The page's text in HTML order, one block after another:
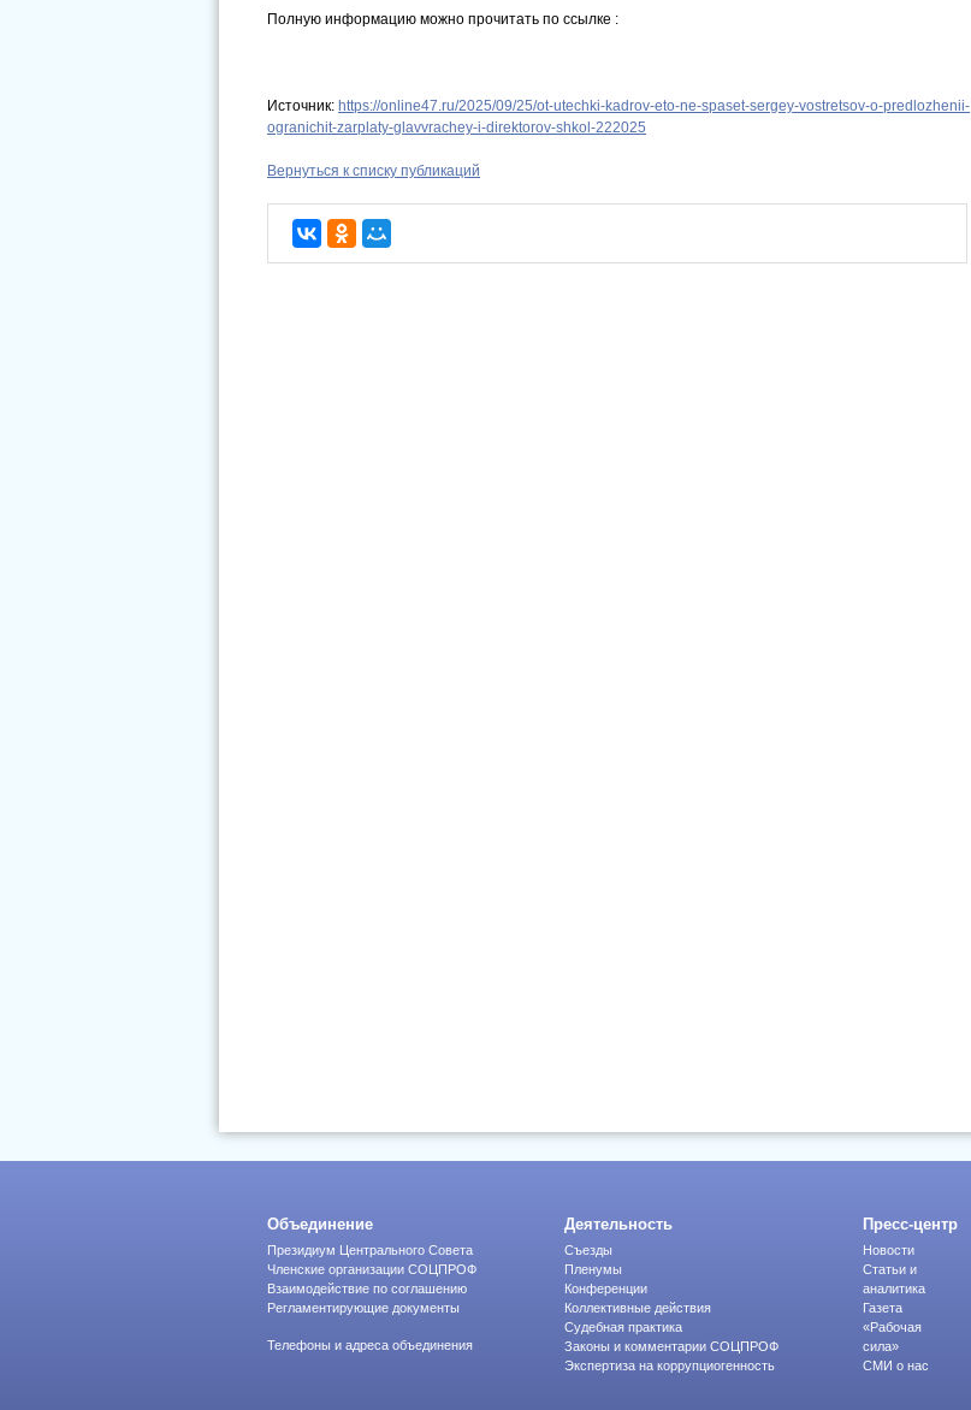
Полную информацию можно прочитать по ссылке :
Источник: https://online47.ru/2025/09/25/ot-utechki-kadrov-eto-ne-spaset-sergey-vostretsov-o-predlozhenii-
ogranichit-zarplaty-glavvrachey-i-direktorov-shkol-222025
Вернуться к списку публикаций
Объединение
Президиум Центрального Совета
Членские организации СОЦПРОФ
Взаимодействие по соглашению
Регламентирующие документы
Телефоны и адреса объединения
Деятельность
Съезды
Пленумы
Конференции
Коллективные действия
Судебная практика
Законы и комментарии СОЦПРОФ
Экспертиза на коррупциогенность
Пресс-центр
Новости
Статьи и
аналитика
Газета
«Рабочая
сила»
СМИ о нас